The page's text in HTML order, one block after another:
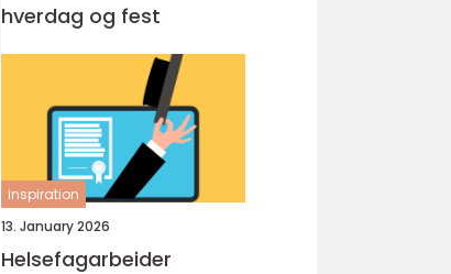
hverdag og fest
inspiration
13. January 2026
Helsefagarbeider